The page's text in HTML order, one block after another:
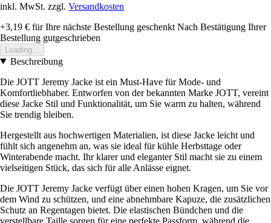
inkl. MwSt. zzgl. Versandkosten
+3,19 € für Ihre nächste Bestellung geschenkt Nach Bestätigung Ihrer
Bestellung gutgeschrieben
Loading...
Beschreibung
Die JOTT Jeremy Jacke ist ein Must-Have für Mode- und
Komfortliebhaber. Entworfen von der bekannten Marke JOTT, vereint
diese Jacke Stil und Funktionalität, um Sie warm zu halten, während
Sie trendig bleiben.
Hergestellt aus hochwertigen Materialien, ist diese Jacke leicht und
fühlt sich angenehm an, was sie ideal für kühle Herbsttage oder
Winterabende macht. Ihr klarer und eleganter Stil macht sie zu einem
vielseitigen Stück, das sich für alle Anlässe eignet.
Die JOTT Jeremy Jacke verfügt über einen hohen Kragen, um Sie vor
dem Wind zu schützen, und eine abnehmbare Kapuze, die zusätzlichen
Schutz an Regentagen bietet. Die elastischen Bündchen und die
verstellbare Taille sorgen für eine perfekte Passform, während die